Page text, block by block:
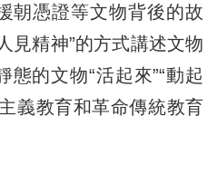
朝憑證等文物背後的故
見精神”的方式講述文物
的文物“活起來”“動起
義教育和革命傳統教育